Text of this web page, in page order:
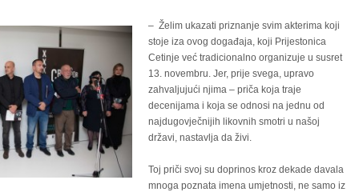
– Želim ukazati priznanje svim akterima koji
stoje iza ovog događaja, koji Prijestonica
Cetinje već tradicionalno organizuje u susret
13. novembru. Jer, prije svega, upravo
zahvaljujući njima – priča koja traje
decenijama i koja se odnosi na jednu od
najdugovječnijih likovnih smotri u našoj
državi, nastavlja da živi.
Toj priči svoj su doprinos kroz dekade davala
mnoga poznata imena umjetnosti, ne samo iz